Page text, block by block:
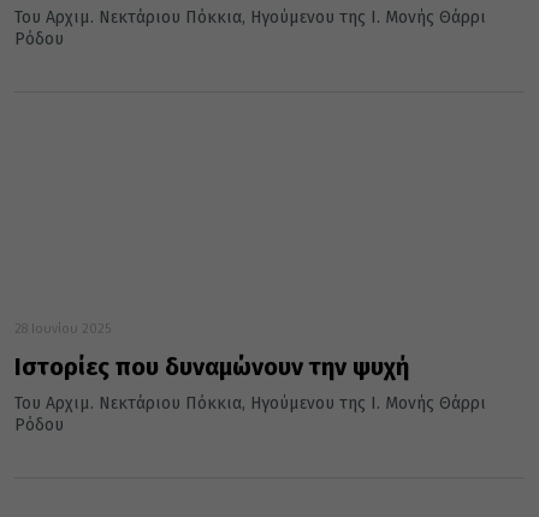
Του Αρχιμ. Νεκτάριου Πόκκια, Ηγούμενου της Ι. Μονής Θάρρι
Ρόδου
28 Ιουνίου 2025
Iστορίες που δυναμώνουν την ψυχή
Του Αρχιμ. Νεκτάριου Πόκκια, Ηγούμενου της Ι. Μονής Θάρρι
Ρόδου